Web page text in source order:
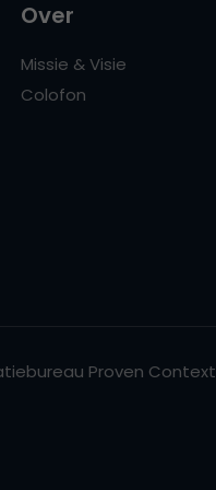
Over
Missie & Visie
Colofon
Proven Context